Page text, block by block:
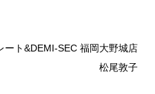
ート&DEMI-SEC 福岡大野城店
松尾敦子